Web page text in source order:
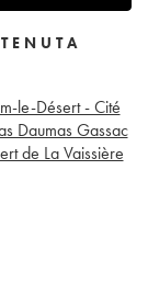
TENUTA
le-Désert - Cité
Daumas Gassac
de La Vaissière